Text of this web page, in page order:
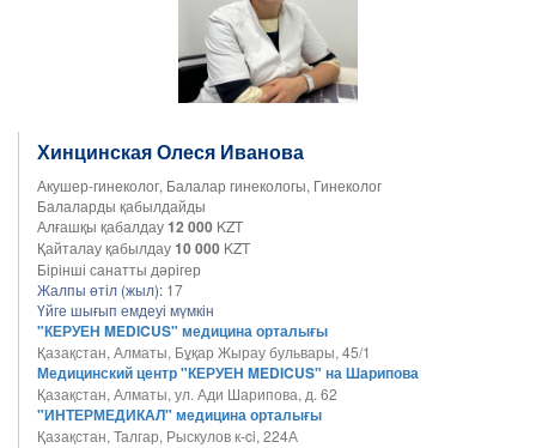
Хинцинская Олеся Иванова
Акушер-гинеколог, Балалар гинекологы, Гинеколог
Балаларды қабылдайды
Алғашқы қабалдау12 000 KZT
Қайталау қабылдау10 000 KZT
Бірінші санатты дәрігер
Жалпы өтіл (жыл): 17
Үйге шығып емдеуі мүмкін
"КЕРУЕН MEDICUS" медицина орталығы
Қазақстан, Алматы, Бұқар Жырау бульвары, 45/1
Медицинский центр "КЕРУЕН MEDICUS" на Шарипова
Қазақстан, Алматы, ул. Ади Шарипова, д. 62
"ИНТЕРМЕДИКАЛ" медицина орталығы
Қазақстан, Талгар, Рыскулов к-ci, 224А